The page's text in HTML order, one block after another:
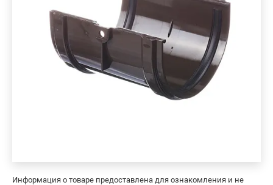
Информация о товаре предоставлена для ознакомления и не